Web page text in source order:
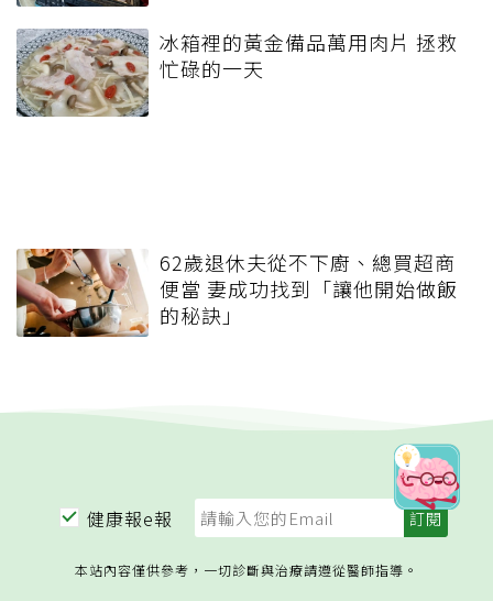
冰箱裡的黃金備品萬用肉片 拯救
忙碌的一天
62歲退休夫從不下廚、總買超商
便當 妻成功找到「讓他開始做飯
的秘訣」
健康報e報
本站內容僅供參考，一切診斷與治療請遵從醫師指導。